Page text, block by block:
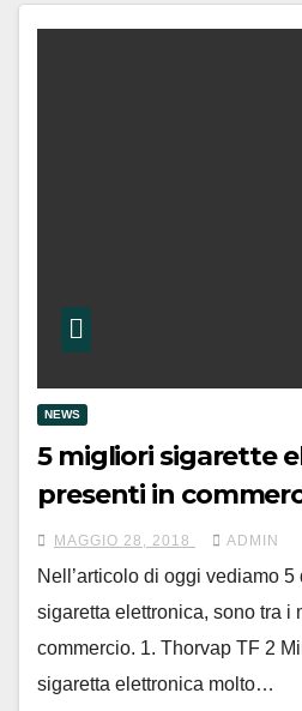
NEWS
5 migliori sigarette
presenti in
MAGGIO 28, 2018 ADMIN
Nell’articolo di oggi vediamo
sigaretta elettronica, sono tra i
commercio. 1. Thorvap TF 2
sigaretta elettronica molto…